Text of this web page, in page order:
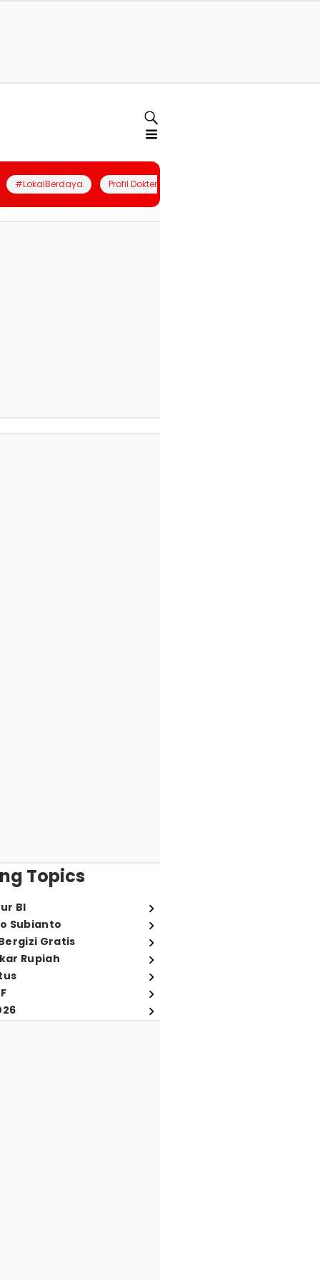
#LokalBerdaya Profil Dokter
Topics
BI
Subianto
Gratis
Rupiah